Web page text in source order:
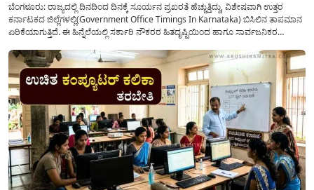
ಬೆಂಗಳೂರು: ರಾಜ್ಯದಲ್ಲಿ ದಿನದಿಂದ ದಿನಕ್ಕೆ ಸೂರ್ಯನ ಪ್ರಖರತೆ ಹೆಚ್ಚುತ್ತಿದ್ದು, ವಿಶೇಷವಾಗಿ ಉತ್ತರ
ಕರ್ನಾಟಕದ ಜಿಲ್ಲೆಗಳಲ್ಲಿ(Government Office Timings In Karnataka) ಬಿಸಿಲಿನ ತಾಪಮಾನ
ಏರಿಕೆಯಾಗುತ್ತಿದೆ. ಈ ಹಿನ್ನೆಲೆಯಲ್ಲಿ ಸರ್ಕಾರಿ ನೌಕರರ ಹಿತದೃಷ್ಟಿಯಿಂದ ಹಾಗೂ ಸಾರ್ವಜನಿಕರ
ಮತ್ತು ಕಲ್ಯಾಣ ಕರ್ನಾಟಕದ ಒಟ್ಟು 9 ಜಿಲ್ಲೆಗಳಲ್ಲಿ ಏಪ್ರಿಲ್...